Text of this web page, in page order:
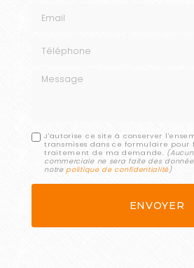
Message
J'autorise ce site à conserver
transmises dans ce formulaire
traitement de ma demande.
commerciale ne sera faite des
notrepolitique de confidentialité)